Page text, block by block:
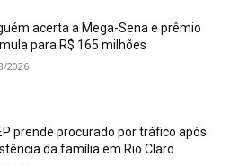
acerta a Mega-Sena e prêmio
para R$ 165 milhões
2026
prende procurado por tráfico após
da família em Rio Claro